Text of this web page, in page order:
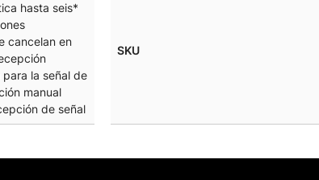
hasta seis*
cancelan en
la señal de
manual
de señal
SKU